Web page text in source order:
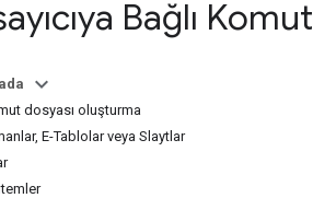
Bağlı
dosyası oluşturma
E-Tablolar veya Slaytlar